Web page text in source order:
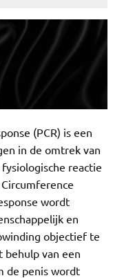
(PCR) is een
in de omtrek van
reactie
wordt
en
objectief te
behulp van een
de penis wordt